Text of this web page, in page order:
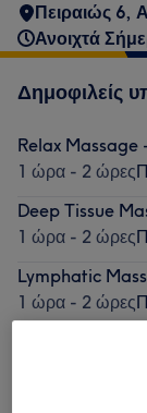
Πειραιώς 6,
Ανοιχτά
Δημοφιλείς
Relax Massage
1 ώρα - 2 ώρες
Deep Tissue
1 ώρα - 2 ώρες
Lymphatic
1 ώρα - 2 ώρες